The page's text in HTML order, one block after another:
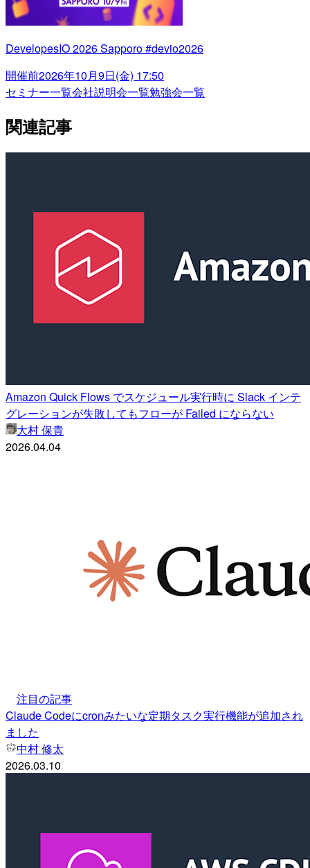
DevelopesIO 2026 Sapporo #devio2026
開催前2026年10月9日(金) 17:50
セミナー一覧会社説明会一覧勉強会一覧
関連記事
Amazon Quick Flows でスケジュール実行時に Slack インテ
グレーションが失敗してもフローが Failed にならない
大村 保貴
2026.04.04
注目の記事
Claude Codeにcronみたいな定期タスク実行機能が追加され
ました
中村 修太
2026.03.10